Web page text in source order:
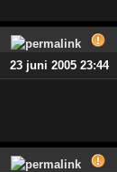
23 juni 2005 23:44